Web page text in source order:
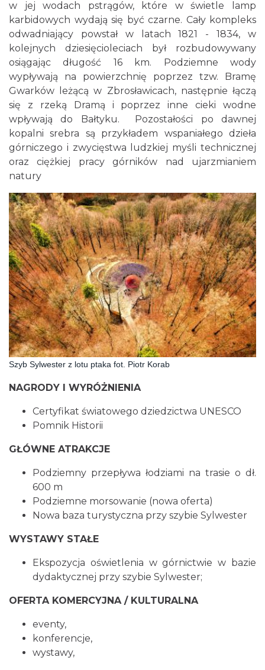
w jej wodach pstrągów, które w świetle lamp
karbidowych wydają się być czarne. Cały kompleks
odwadniający powstał w latach 1821 - 1834, w
kolejnych dziesięcioleciach był rozbudowywany
osiągając długość 16 km. Podziemne wody
wypływają na powierzchnię poprzez tzw. Bramę
Gwarków leżącą w Zbrosławicach, następnie łączą
się z rzeką Dramą i poprzez inne cieki wodne
wpływają do Bałtyku. Pozostałości po dawnej
kopalni srebra są przykładem wspaniałego dzieła
górniczego i zwycięstwa ludzkiej myśli technicznej
oraz ciężkiej pracy górników nad ujarzmianiem
natury
Szyb Sylwester z lotu ptaka fot. Piotr Korab
NAGRODY I WYRÓŻNIENIA
Certyfikat światowego dziedzictwa UNESCO
Pomnik Historii
GŁÓWNE ATRAKCJE
Podziemny przepływa łodziami na trasie o dł.
600 m
Podziemne morsowanie (nowa oferta)
Nowa baza turystyczna przy szybie Sylwester
WYSTAWY STAŁE
Ekspozycja oświetlenia w górnictwie w bazie
dydaktycznej przy szybie Sylwester;
OFERTA KOMERCYJNA / KULTURALNA
eventy,
konferencje,
wystawy,